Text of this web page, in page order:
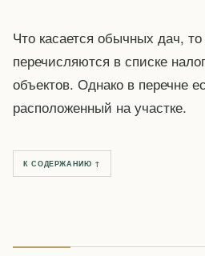
Что касается обычных дач,
перечисляются в списке
объектов. Однако в перечне
расположенный на участке.
К СОДЕРЖАНИЮ ↑